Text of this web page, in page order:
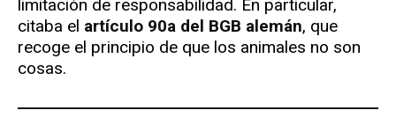
limitación de responsabilidad. En particular,
citaba el artículo 90a del BGB alemán, que
recoge el principio de que los animales no son
cosas.